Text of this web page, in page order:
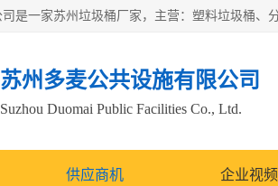
苏州多麦公共设施有限公司
Suzhou Duomai Public Facilities Co., Ltd.
供应商机 企业视频